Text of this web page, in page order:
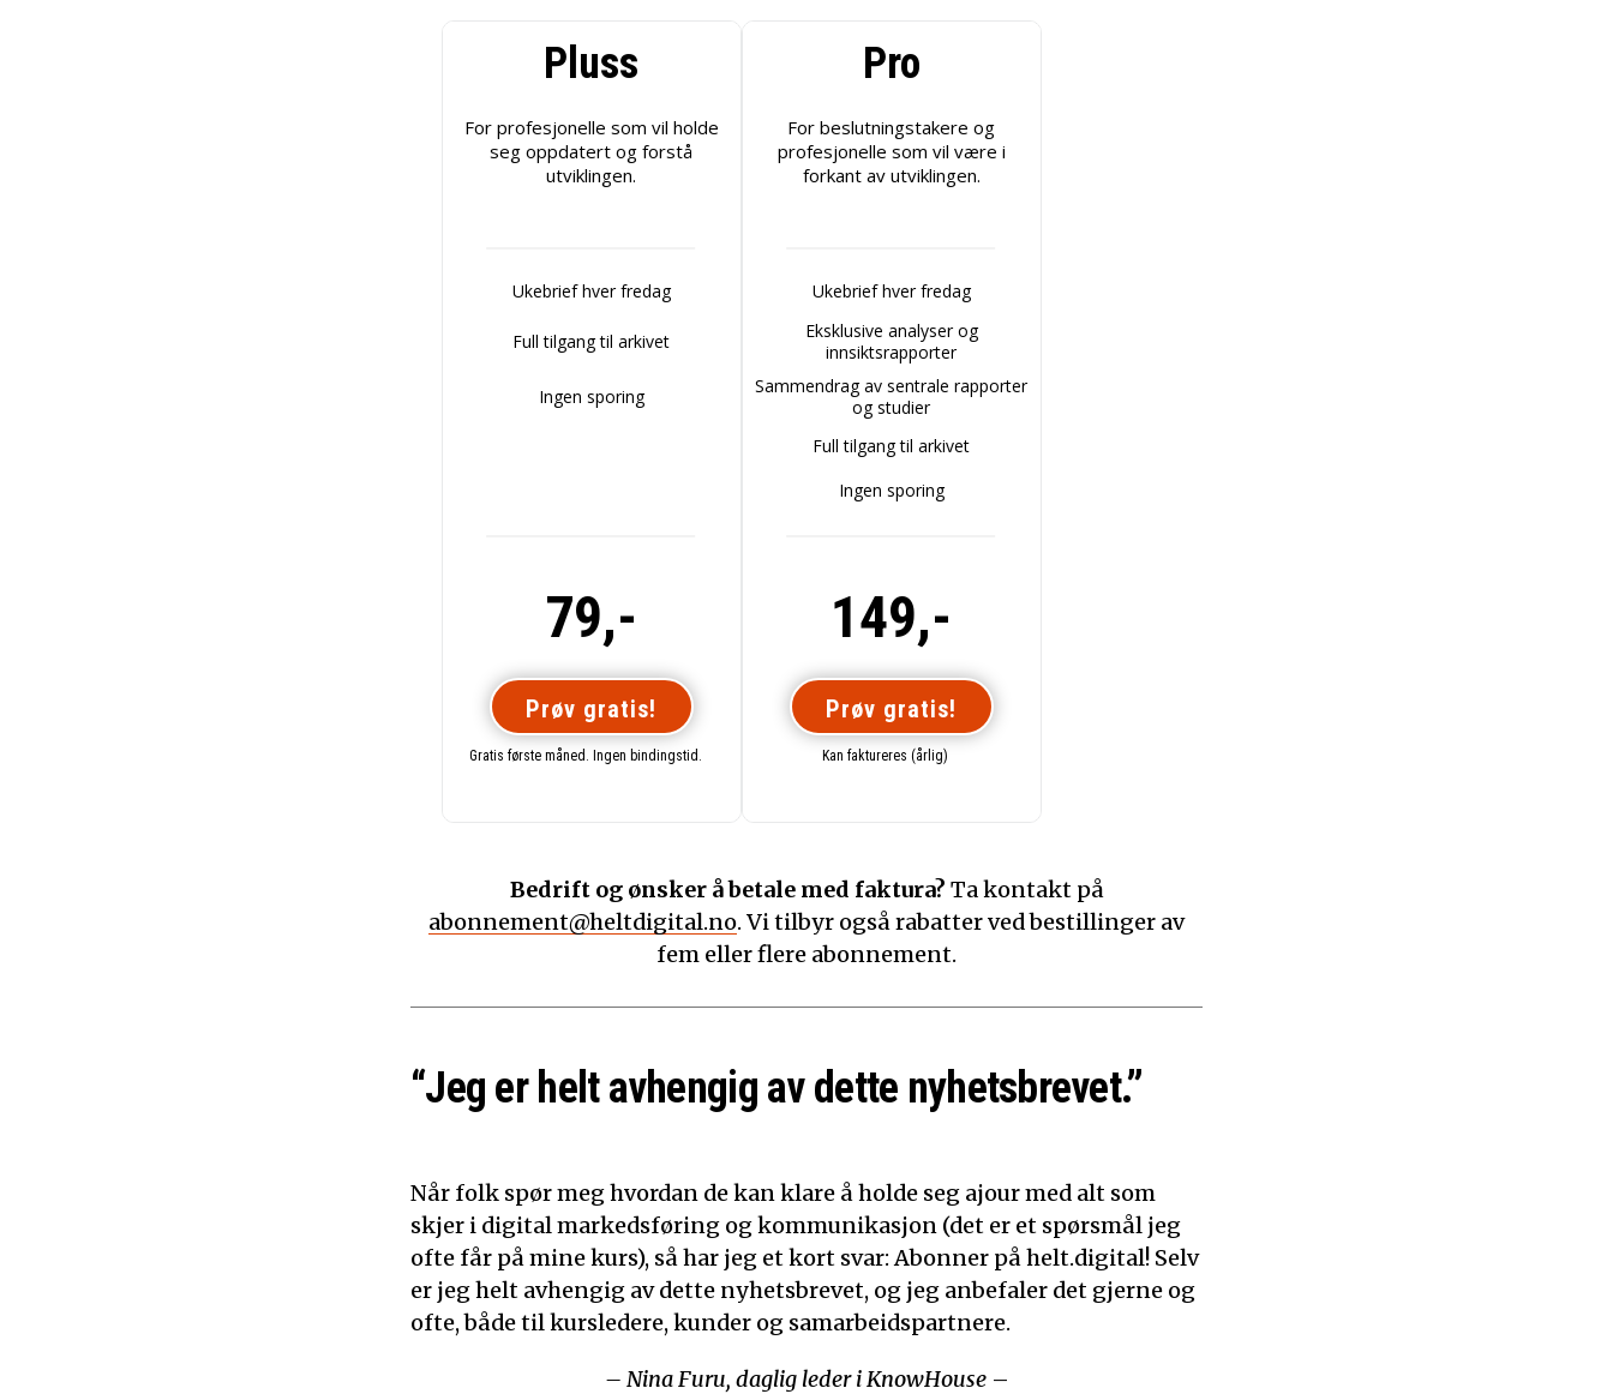
Pluss
For profesjonelle som vil holde
seg oppdatert og forstå
utviklingen.
Ukebrief hver fredag
Full tilgang til arkivet
Ingen sporing
79,-
Prøv gratis!
Gratis første måned. Ingen bindingstid.
Pro
For beslutningstakere og
profesjonelle som vil være i
forkant av utviklingen.
Ukebrief hver fredag
Eksklusive analyser og
innsiktsrapporter
Sammendrag av sentrale rapporter
og studier
Full tilgang til arkivet
Ingen sporing
149,-
Prøv gratis!
Kan faktureres (årlig)
Bedrift og ønsker å betale med faktura? Ta kontakt på
abonnement@heltdigital.no. Vi tilbyr også rabatter ved bestillinger av
fem eller flere abonnement.
“Jeg er helt avhengig av dette nyhetsbrevet.”
Når folk spør meg hvordan de kan klare å holde seg ajour med alt som
skjer i digital markedsføring og kommunikasjon (det er et spørsmål jeg
ofte får på mine kurs), så har jeg et kort svar: Abonner på helt.digital! Selv
er jeg helt avhengig av dette nyhetsbrevet, og jeg anbefaler det gjerne og
ofte, både til kursledere, kunder og samarbeidspartnere.
– Nina Furu, daglig leder i KnowHouse–